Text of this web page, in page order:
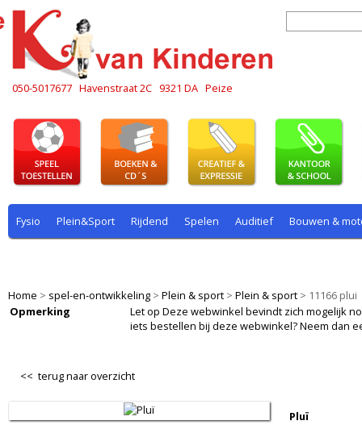
050-5017677 Havenstraat 2C 9321 DA Peize
Fysio Plein&Sport Rijdend Spelen Auditief Bouwen &
Home > spel-en-ontwikkeling > Plein & sport > Plein & sport > 11166 plui
Opmerking
Let op Deze webwinkel bevindt zich mogelijk
iets bestellen bij deze webwinkel? Neem dan
<< terug naar overzicht
Pluï